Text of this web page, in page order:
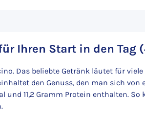
Ihren Start in den Tag
Das beliebte Getränk läutet für
den Genuss, den man sich
11,2 Gramm Protein enthalten.